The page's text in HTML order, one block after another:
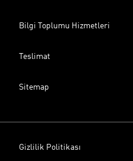
Bilgi Toplumu Hizmetleri
Teslimat
Sitemap
Gizlilik Politikası